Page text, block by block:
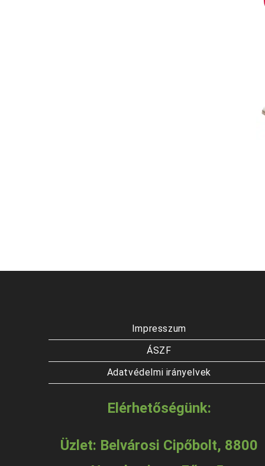
Impresszum
ÁSZF
Adatvédelmi irányelvek
Elérhetőségünk:
Üzlet: Belvárosi Cipőbolt, 8800